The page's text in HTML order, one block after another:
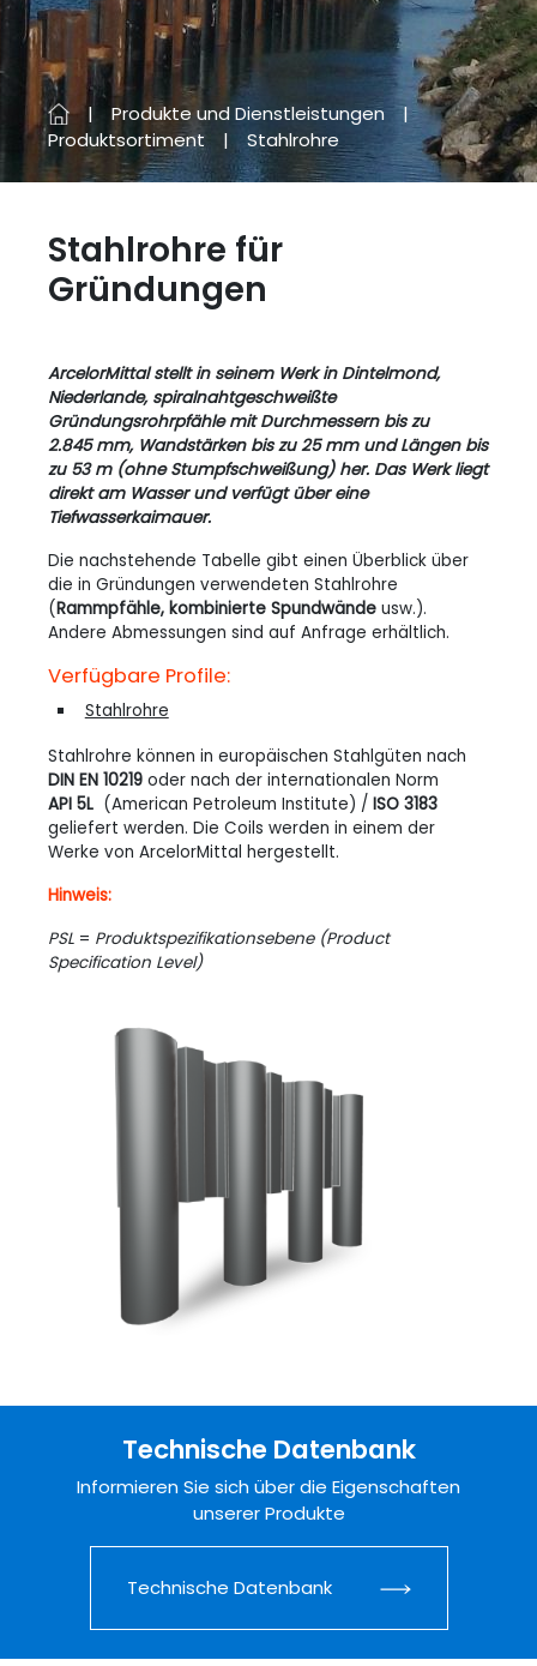
Produkte und Dienstleistungen
Produktsortiment
Stahlrohre
Stahlrohre für
Gründungen
ArcelorMittal stellt in seinem Werk in Dintelmond,
Niederlande, spiralnahtgeschweißte
Gründungsrohrpfähle mit Durchmessern bis zu
2.845 mm, Wandstärken bis zu 25 mm und Längen bis
zu 53 m (ohne Stumpfschweißung) her. Das Werk liegt
direkt am Wasser und verfügt über eine
Tiefwasserkaimauer.
Die nachstehende Tabelle gibt einen Überblick über
die in Gründungen verwendeten Stahlrohre
(Rammpfähle, kombinierte Spundwände usw.).
Andere Abmessungen sind auf Anfrage erhältlich.
Verfügbare Profile:
Stahlrohre
Stahlrohre können in europäischen Stahlgüten nach
DIN EN 10219 oder nach der internationalen Norm
API 5L (American Petroleum Institute) / ISO 3183
geliefert werden. Die Coils werden in einem der
Werke von ArcelorMittal hergestellt.
Hinweis:
PSL = Produktspezifikationsebene (Product
Specification Level)
Technische Datenbank
Informieren Sie sich über die Eigenschaften
unserer Produkte
Technische Datenbank